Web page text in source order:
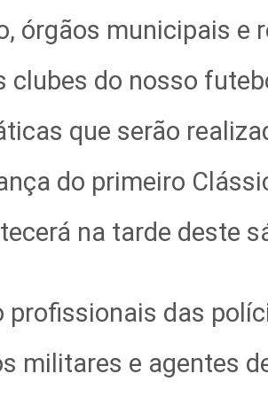
órgãos municipais e
clubes do nosso
que serão
do primeiro
na tarde deste
profissionais das
militares e agentes